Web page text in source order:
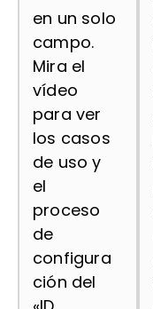
en un solo
campo.
Mira el
vídeo
para ver
los casos
de uso y
el
proceso
de
configura
ción del